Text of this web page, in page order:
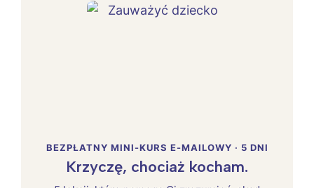
BEZPŁATNY MINI-KURS E-MAILOWY · 5 DNI
Krzyczę, chociaż kocham.